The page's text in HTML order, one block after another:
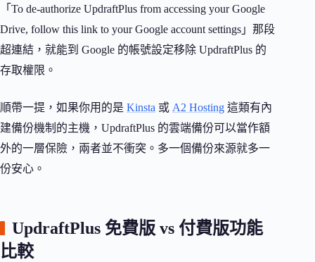
「To de-authorize UpdraftPlus from accessing your Google
Drive, follow this link to your Google account settings」那段
超連結，就能到 Google 的帳號設定移除 UpdraftPlus 的
存取權限。
順帶一提，如果你用的是 Kinsta 或 A2 Hosting 這類有內
建備份機制的主機，UpdraftPlus 的雲端備份可以當作額
外的一層保險，兩者並不衝突。多一個備份來源就多一
份安心。
UpdraftPlus 免費版 vs 付費版功能
比較